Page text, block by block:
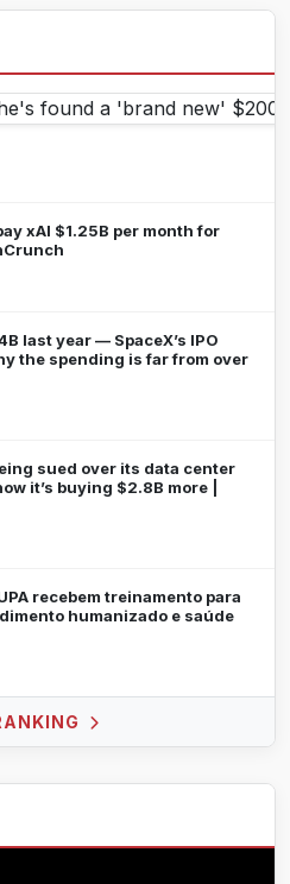
xAI $1.25B per month for
last year — SpaceX’s IPO
the spending is far from over
sued over its data center
it’s buying $2.8B more |
recebem treinamento para
humanizado e saúde